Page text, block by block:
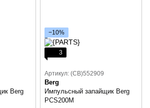
Berg
−10%
3
Артикул: (CB)552909
Berg
Импульсный запайщик Berg
PCS200M